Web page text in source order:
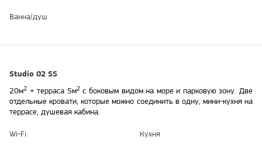
Ванна/душ
Studio 02 SS
20м2 + террасa 5м2с боковым видом на море и парковую зону. Две
отдельные кровати, которые можно соединить в одну, мини-кухня на
террасе, душевая кабина.
Wi-Fi Кухня